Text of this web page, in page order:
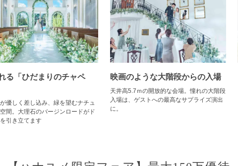
る「ひだまりのチャペ
優しく差し込み、緑を望むナチュ
間。大理石のバージンロードがド
引き立てます
映画のような大階段からの入場
天井高5.7ｍの開放的な会場。憧れの大階段
入場は、ゲストへの最高なサプライズ演出
に。